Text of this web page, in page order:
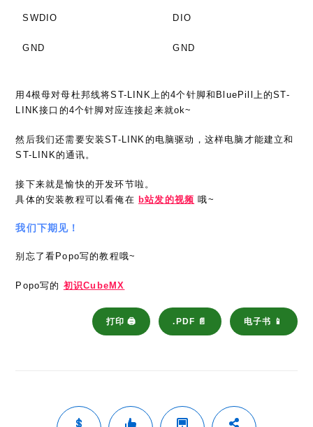
SWDIO DIO
GND GND
用4根母对母杜邦线将ST-LINK上的4个针脚和BluePill上的ST-
LINK接口的4个针脚对应连接起来就ok~
然后我们还需要安装ST-LINK的电脑驱动，这样电脑才能建立和
ST-LINK的通讯。
接下来就是愉快的开发环节啦。
具体的安装教程可以看俺在 b站发的视频 哦~
我们下期见！
别忘了看Popo写的教程哦~
Popo写的 初识CubeMX
打印 🖨 .PDF 📄 电子书 📱